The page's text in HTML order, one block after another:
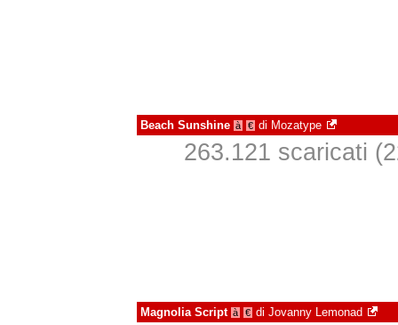
Beach Sunshine à € di Mozatype
263.121 scaricati
Magnolia Script à € di Jovanny Lemonad